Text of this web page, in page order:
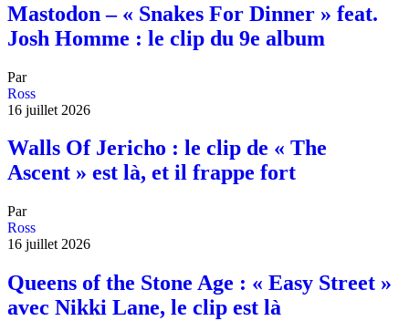
Mastodon – « Snakes For Dinner » feat.
Josh Homme : le clip du 9e album
Par
Ross
16 juillet 2026
Walls Of Jericho : le clip de « The
Ascent » est là, et il frappe fort
Par
Ross
16 juillet 2026
Queens of the Stone Age : « Easy Street »
avec Nikki Lane, le clip est là